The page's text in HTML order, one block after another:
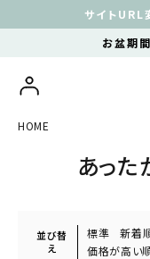
サイトURL
お盆期
HOME
あっ
並び替
え
標準 新着
価格が高い